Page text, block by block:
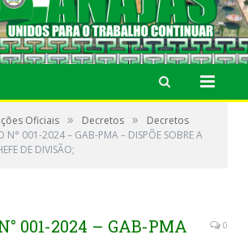
Oficiais » Decretos »
Decretos
N° 001-2024 – GAB-PMA – DISPÕE SOBRE A
DE DIVISÃO;
001-2024 – GAB-PMA
0